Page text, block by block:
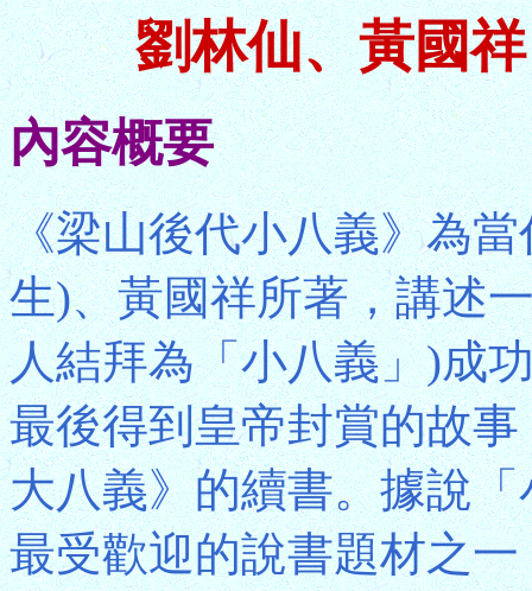
劉林仙、黃國
內容概要
《梁山後代小八義》為
生)、黃國祥所著，講述
人結拜為「小八義」)成
最後得到皇帝封賞的故
大八義》的續書。據說
最受歡迎的說書題材之